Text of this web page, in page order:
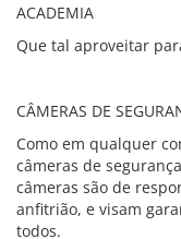
ACADEMIA
Que tal aproveitar
CÂMERAS DE
Como em qualquer
câmeras de
câmeras são de
anfitrião, e visam
todos.